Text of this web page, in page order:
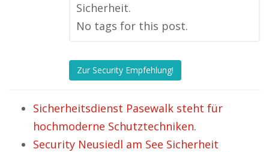
Sicherheit.
No tags for this post.
Zur Security Empfehlung!
Sicherheitsdienst Pasewalk steht für
hochmoderne Schutztechniken.
Security Neusiedl am See Sicherheit